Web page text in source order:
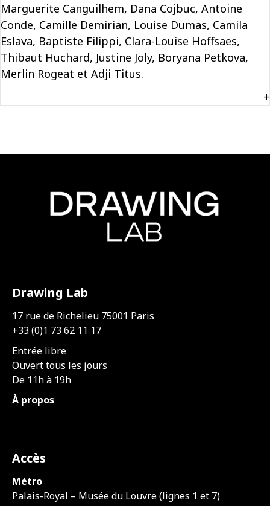
Marguerite Canguilhem, Dana Cojbuc, Antoine
Conde, Camille Demirian, Louise Dumas, Camila
Eslava, Baptiste Filippi, Clara-Louise Hoffsaes,
Thibaut Huchard, Justine Joly, Boryana Petkova,
Merlin Rogeat et Adji Titus.
+
Drawing Lab
17 rue de Richelieu 75001 Paris
+33 (0)1 73 62 11 17
Entrée libre
Ouvert tous les jours
De 11h à 19h
À propos
Accès
Métro
Palais-Royal – Musée du Louvre (lignes 1 et 7)